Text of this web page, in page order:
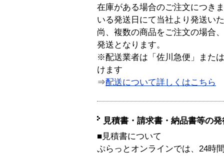
在庫がある場合のご注文につき
いる発送日にて当社より発送い
尚、複数の商品をご注文の場合
発送となります。
※配送業者は「佐川急便」また
けます
⇒配送について詳しくはこちら
見積書・請求書・納品書等の
■見積書について
ぷらっとオンラインでは、24時